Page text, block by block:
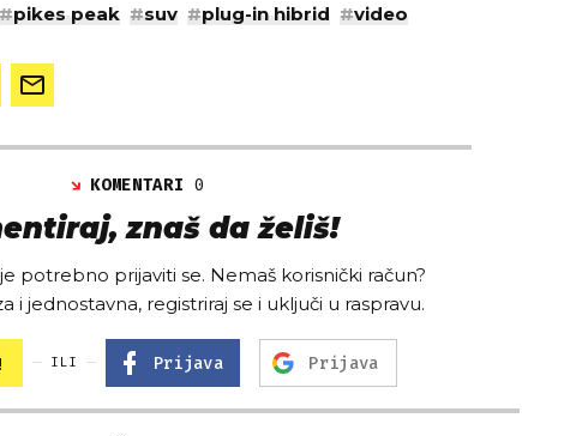
#pikes peak #suv #plug-in hibrid #video
KOMENTARI0
znaš da želiš!
potrebno prijaviti se. Nemaš korisnički račun?
i jednostavna, registriraj se i uključi u raspravu.
ILI Prijava Prijava